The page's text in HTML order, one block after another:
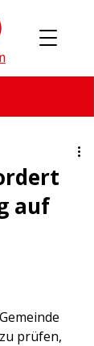
auf
prüfen,